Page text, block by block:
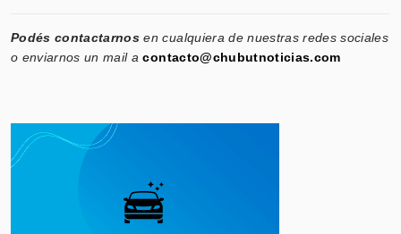
Podés contactarnos en cualquiera de nuestras redes sociales
o enviarnos un mail acontacto@chubutnoticias.com